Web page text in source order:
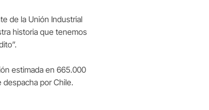
de la Unión Industrial
historia que tenemos
estimada en 665.000
por Chile.